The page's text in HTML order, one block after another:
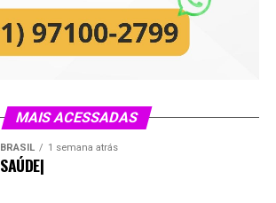
MAIS ACESSADAS
BRASIL 1 semana atrás
SAÚDE|